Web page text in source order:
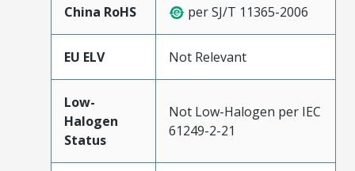
China RoHS per SJ/T 11365-2006
EU ELV Not Relevant
Low-
Halogen
Status
Not Low-Halogen per IEC
61249-2-21